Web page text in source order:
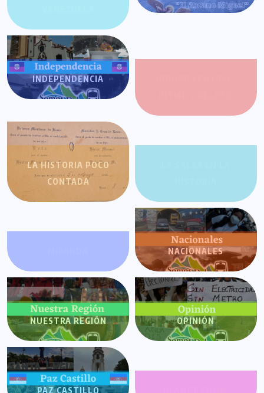
INDEPENDENCIA
LA HISTORIA POCO
CONTADA
NACIONALES
NUESTRA REGIÓN OPINIÓN
PAZ CASTILLO